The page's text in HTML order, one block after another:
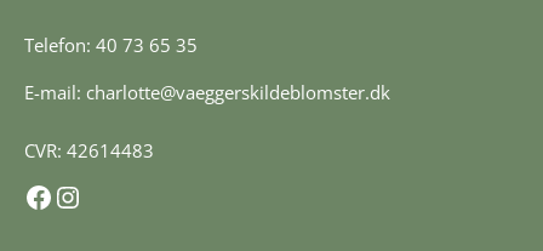
Telefon: 40 73 65 35
E-mail: charlotte@vaeggerskildeblomster.dk
CVR: 42614483
Facebook
Instagram